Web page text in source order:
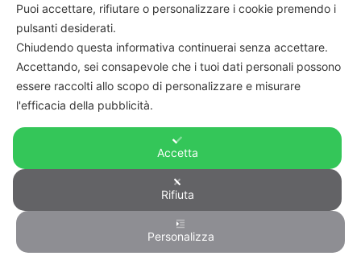
Area Personale e Info
Il mio account
Termini e Condizioni
Puoi accettare, rifiutare o personalizzare i cookie premendo i
pulsanti desiderati.
Chiudendo questa informativa continuerai senza accettare.
Accettando, sei consapevole che i tuoi dati personali possono
essere raccolti allo scopo di personalizzare e misurare
l'efficacia della pubblicità.
Accetta
Rifiuta
Personalizza